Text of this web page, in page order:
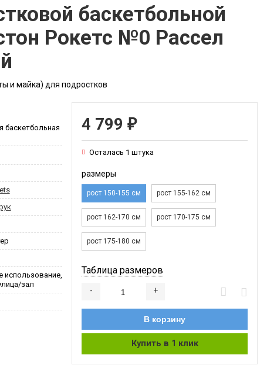
баскетбольной
Рокетс №0 Рассел
и майка) для подростков
4 799₽
Осталась 1 штука
размеры
рост 150-155 см рост 155-162 см
рост 162-170 см рост 170-175 см
рост 175-180 см
Таблица размеров
- +
В корзину
Купить в 1 клик
баскетбольная
использование,
зал